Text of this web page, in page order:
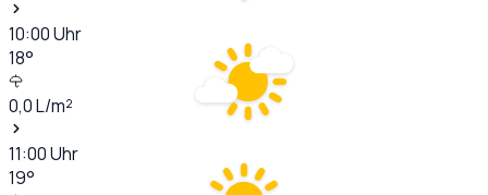
10:00Uhr
18°
0,0L/m²
11:00Uhr
19°